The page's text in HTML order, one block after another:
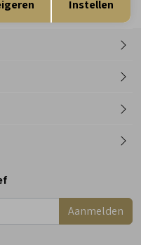
9:00 - 18:00
Aanmelden
Instellen